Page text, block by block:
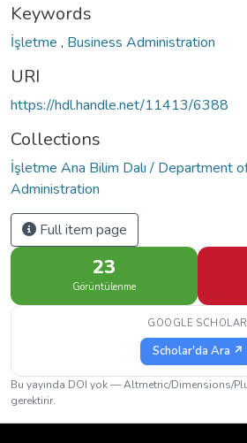
Keywords
İşletme , Business Administration
URI
https://hdl.handle.net/11413/6388
Collections
İşletme Ana Bilim Dalı / Department
Administration
Full item page
23
Görüntülenme
GOOGLE SCHOLAR
Scholar'da Ara ↗
Bu yayında DOI yok — Altmetric/Dimensions/
gerektirir.